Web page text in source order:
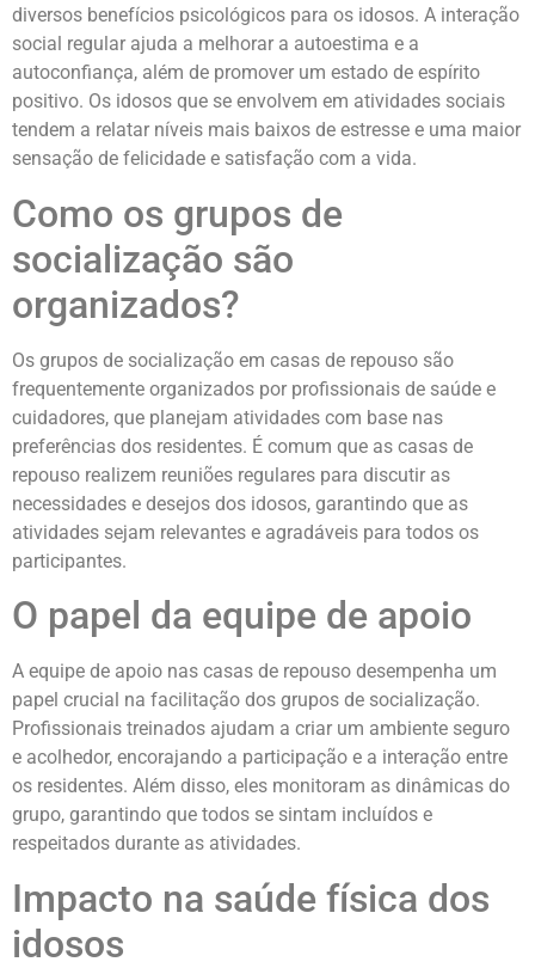
diversos benefícios psicológicos para os idosos. A interação
social regular ajuda a melhorar a autoestima e a
autoconfiança, além de promover um estado de espírito
positivo. Os idosos que se envolvem em atividades sociais
tendem a relatar níveis mais baixos de estresse e uma maior
sensação de felicidade e satisfação com a vida.
Como os grupos de
socialização são
organizados?
Os grupos de socialização em casas de repouso são
frequentemente organizados por profissionais de saúde e
cuidadores, que planejam atividades com base nas
preferências dos residentes. É comum que as casas de
repouso realizem reuniões regulares para discutir as
necessidades e desejos dos idosos, garantindo que as
atividades sejam relevantes e agradáveis para todos os
participantes.
O papel da equipe de apoio
A equipe de apoio nas casas de repouso desempenha um
papel crucial na facilitação dos grupos de socialização.
Profissionais treinados ajudam a criar um ambiente seguro
e acolhedor, encorajando a participação e a interação entre
os residentes. Além disso, eles monitoram as dinâmicas do
grupo, garantindo que todos se sintam incluídos e
respeitados durante as atividades.
Impacto na saúde física dos
idosos